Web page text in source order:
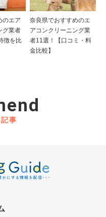
のエア
グ業者
徴を比
奈良県でおすすめのエ
アコンクリーニング業
者11選！【口コミ・料
金比較】
事